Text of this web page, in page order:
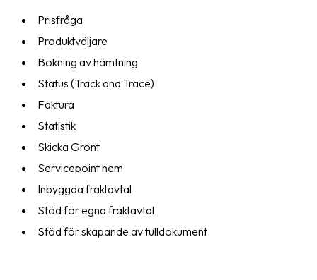
Kundtjänst
Om
företaget
Fraktjakt
Medarbetare
Jobb
&
Prisfråga
Produktväljare
Bokning av hämtning
Status (Track and Trace)
Faktura
Statistik
Skicka Grönt
Servicepoint hem
Inbyggda fraktavtal
Stöd för egna fraktavtal
Stöd för skapande av tulldokument